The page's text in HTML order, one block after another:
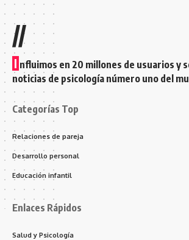
//
I nfluimos en 20 millones de usuarios y
noticias de psicología número uno del
Categorías Top
Relaciones de pareja
Desarrollo personal
Educación infantil
Enlaces Rápidos
Salud y Psicología